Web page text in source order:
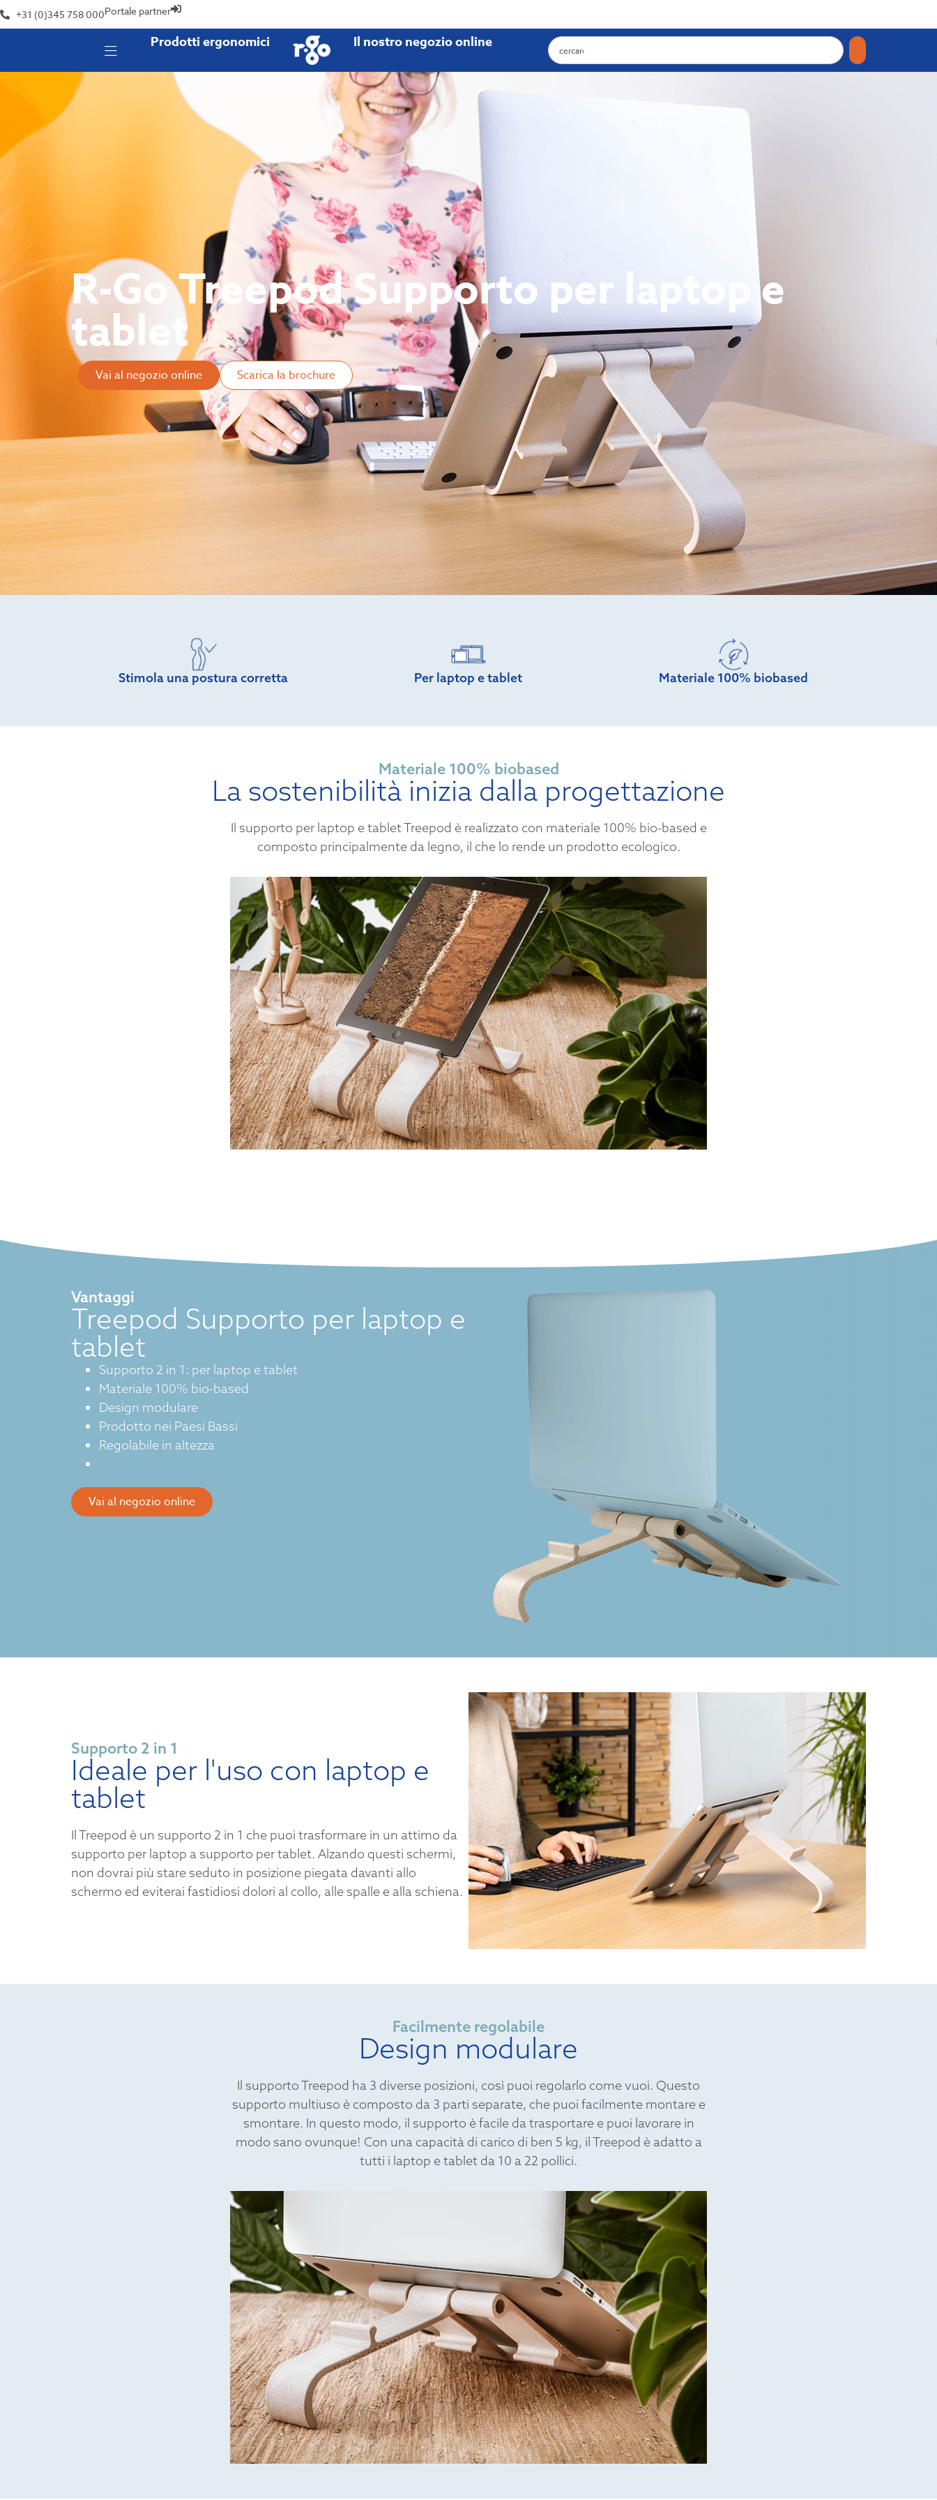
+31 (0)345 758 000Portale partner
Prodotti ergonomici Il nostro negozio online
R-Go Treepod Supporto per laptop e
tablet
Vai al negozio online Scarica la brochure
Stimola una postura corretta Per laptop e tablet Materiale 100% biobased
Materiale 100% biobased
La sostenibilità inizia dalla progettazione
Il supporto per laptop e tablet Treepod è realizzato con materiale 100% bio-based e
composto principalmente da legno, il che lo rende un prodotto ecologico.
Vantaggi
Treepod Supporto per laptop e
tablet
Supporto 2 in 1: per laptop e tablet
Materiale 100% bio-based
Design modulare
Prodotto nei Paesi Bassi
Regolabile in altezza
Vai al negozio online
Supporto 2 in 1
Ideale per l'uso con laptop e
tablet
Il Treepod è un supporto 2 in 1 che puoi trasformare in un attimo da
supporto per laptop a supporto per tablet. Alzando questi schermi,
non dovrai più stare seduto in posizione piegata davanti allo
schermo ed eviterai fastidiosi dolori al collo, alle spalle e alla schiena.
Facilmente regolabile
Design modulare
Il supporto Treepod ha 3 diverse posizioni, così puoi regolarlo come vuoi. Questo
supporto multiuso è composto da 3 parti separate, che puoi facilmente montare e
smontare. In questo modo, il supporto è facile da trasportare e puoi lavorare in
modo sano ovunque! Con una capacità di carico di ben 5 kg, il Treepod è adatto a
tutti i laptop e tablet da 10 a 22 pollici.